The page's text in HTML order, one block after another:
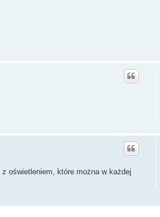
oświetleniem, które można w każdej